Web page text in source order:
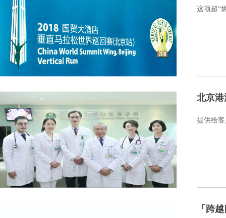
这项超“
北京
提供给
「跨